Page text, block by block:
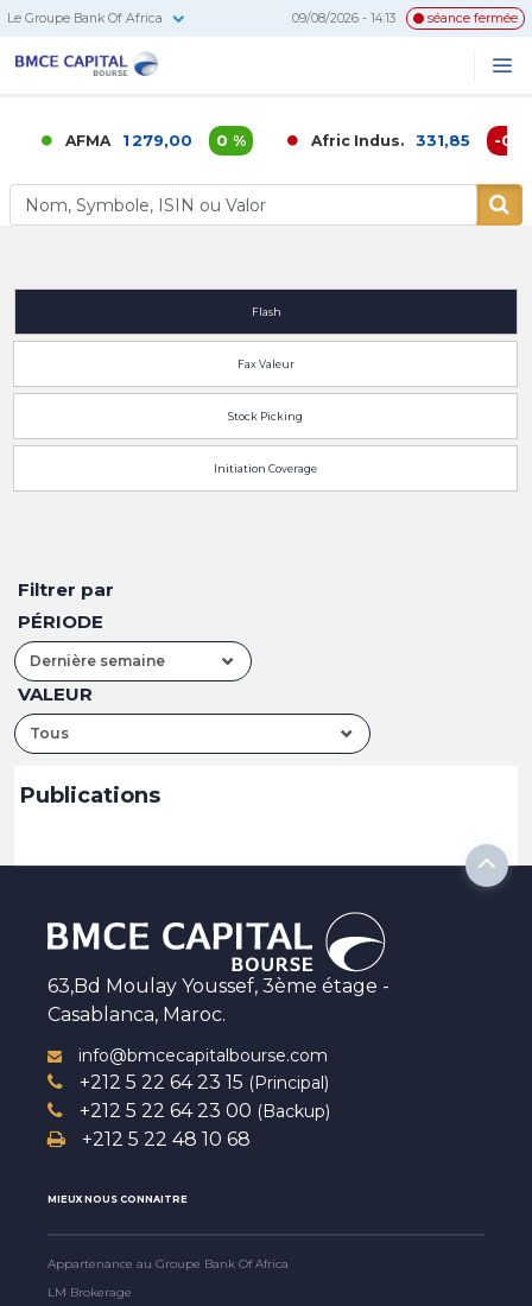
Le Groupe Bank Of Africa 09/08/2026 - 14:13 séance fermée
AFMA 1 279,00 0 % Afric Indus. 331,85 -0,02
Flash
Fax Valeur
Stock Picking
Initiation Coverage
Filtrer par
PÉRIODE
Dernière semaine
VALEUR
Tous
Publications
63,Bd Moulay Youssef, 3ème étage -
Casablanca, Maroc.
info@bmcecapitalbourse.com
+212 5 22 64 23 15 (Principal)
+212 5 22 64 23 00 (Backup)
+212 5 22 48 10 68
MIEUX NOUS CONNAITRE
Appartenance au Groupe Bank Of Africa
LM Brokerage